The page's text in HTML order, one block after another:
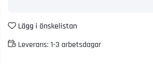
Lägg i önskelistan
Leverans:1-3 arbetsdagar